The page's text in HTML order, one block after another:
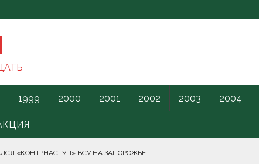
1999 2000 2001 2002 2003 2004
«КОНТРНАСТУП» ВСУ НА ЗАПОРОЖЬЕ